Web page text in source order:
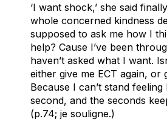
‘I want shock,’ she said
whole concerned kindness
supposed to ask me how I
help? Cause I’ve been
haven’t asked what I want.
either give me ECT again, or
Because I can’t stand
second, and the seconds
(p.74; je souligne.)